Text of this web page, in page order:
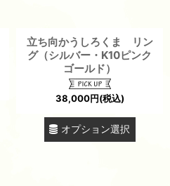
立ち向かうしろくま リン
グ（シルバー・K10ピンク
ゴールド）
38,000円(税込)
オプション選択